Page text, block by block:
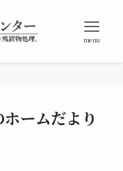
menu
ームだより